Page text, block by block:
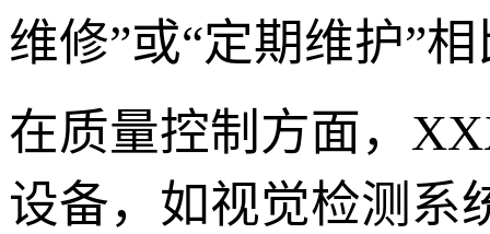
维修”或“定期维护”
在质量控制方面，
设备，如视觉检测系